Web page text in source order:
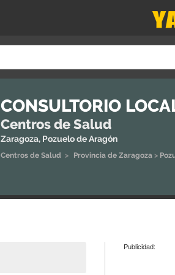
CONSULTORIO
Centros de Salud
Zaragoza, Pozuelo de Aragón
Centros de Salud > Provincia de Zaragoza >
Publicidad: